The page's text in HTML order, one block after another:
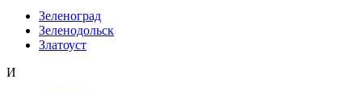
Зеленоград
Зеленодольск
Златоуст
И